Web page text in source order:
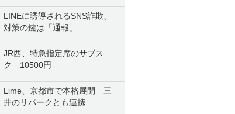
LINEに誘導されるSNS詐欺、
対策の鍵は「通報」
JR西、特急指定席のサブス
ク 10500円
Lime、京都市で本格展開 三
井のリパークとも連携